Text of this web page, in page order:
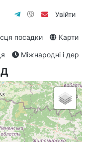
Увійти
посадки Карти
Міжнародні і